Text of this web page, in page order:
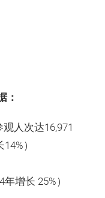
：
人次达16,971
）
增长 25%）